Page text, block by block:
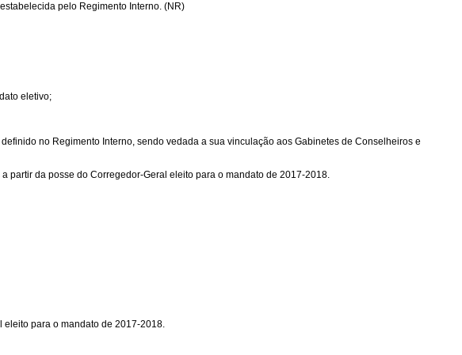
pelo Regimento Interno. (NR)
eletivo;
no Regimento Interno, sendo vedada a sua vinculação aos Gabinetes de Conselheiros e
partir da posse do Corregedor-Geral eleito para o mandato de 2017-2018.
eleito para o mandato de 2017-2018.